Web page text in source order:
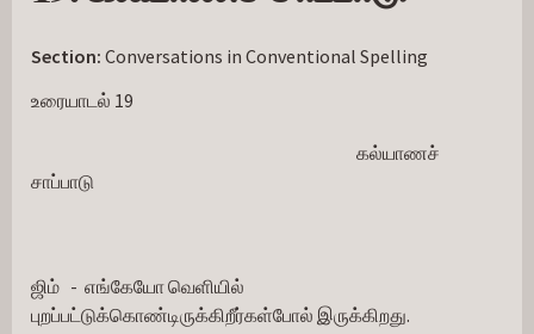
Section: Conversations in Conventional Spelling
உரையாடல் 19
கல்யாணச்
சாப்பாடு
ஜிம்   -  எங்கேயோ வெளியில்
புறப்பட்டுக்கொண்டிருக்கிறீர்கள்போல் இருக்கிறது.